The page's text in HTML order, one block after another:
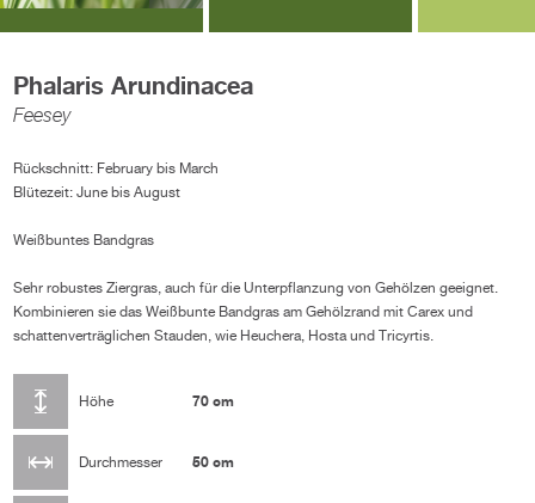
Phalaris Arundinacea
Feesey
Rückschnitt: February bis March
Blütezeit: June bis August
Weißbuntes Bandgras
Sehr robustes Ziergras, auch für die Unterpflanzung von Gehölzen geeignet.
Kombinieren sie das Weißbunte Bandgras am Gehölzrand mit Carex und
schattenverträglichen Stauden, wie Heuchera, Hosta und Tricyrtis.
Höhe 70 cm
Durchmesser 50 cm